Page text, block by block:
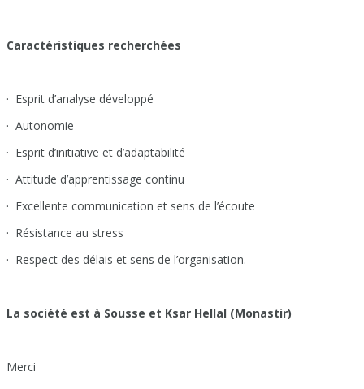
Caractéristiques recherchées
· Esprit d’analyse développé
· Autonomie
· Esprit d’initiative et d’adaptabilité
· Attitude d’apprentissage continu
· Excellente communication et sens de l’écoute
· Résistance au stress
· Respect des délais et sens de l’organisation.
La société est à Sousse et Ksar Hellal (Monastir)
Merci